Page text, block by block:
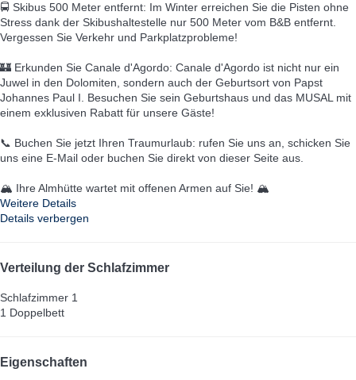
🚍 Skibus 500 Meter entfernt: Im Winter erreichen Sie die Pisten ohne
Stress dank der Skibushaltestelle nur 500 Meter vom B&B entfernt.
Vergessen Sie Verkehr und Parkplatzprobleme!
🏰 Erkunden Sie Canale d'Agordo: Canale d'Agordo ist nicht nur ein
Juwel in den Dolomiten, sondern auch der Geburtsort von Papst
Johannes Paul I. Besuchen Sie sein Geburtshaus und das MUSAL mit
einem exklusiven Rabatt für unsere Gäste!
📞 Buchen Sie jetzt Ihren Traumurlaub: rufen Sie uns an, schicken Sie
uns eine E-Mail oder buchen Sie direkt von dieser Seite aus.
🏔️ Ihre Almhütte wartet mit offenen Armen auf Sie! 🏔️
Weitere Details
Details verbergen
Verteilung der Schlafzimmer
Schlafzimmer 1
1 Doppelbett
Eigenschaften